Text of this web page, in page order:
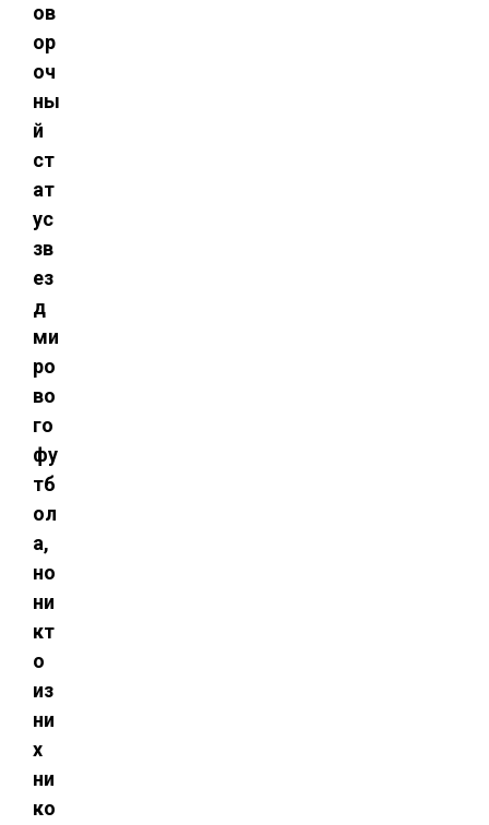
ов
ор
оч
ны
й
ст
ат
ус
зв
ез
д
ми
ро
во
го
фу
тб
ол
а,
но
ни
кт
о
из
ни
х
ни
ко